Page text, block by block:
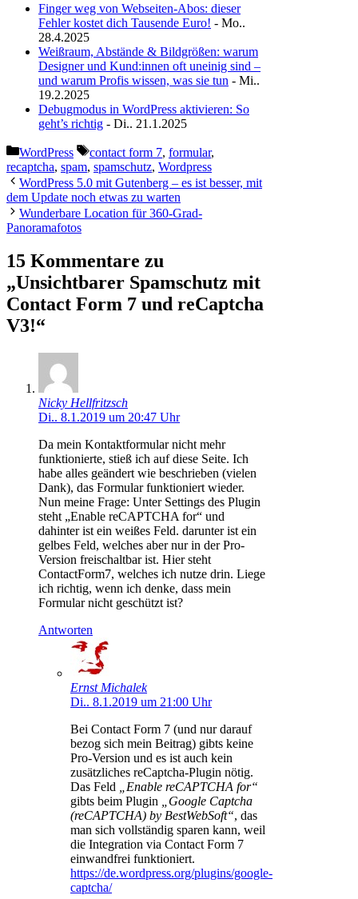
Finger weg von Webseiten-Abos: dieser
Fehler kostet dich Tausende Euro! - Mo..
28.4.2025
Weißraum, Abstände & Bildgrößen: warum
Designer und Kund:innen oft uneinig sind –
und warum Profis wissen, was sie tun - Mi..
19.2.2025
Debugmodus in WordPress aktivieren: So
geht’s richtig - Di.. 21.1.2025
Kategorien
WordPress Schlagwörter
contact form 7, formular,
recaptcha, spam, spamschutz, Wordpress
WordPress 5.0 mit Gutenberg – es ist besser, mit
dem Update noch etwas zu warten
Wunderbare Location für 360-Grad-
Panoramafotos
15 Kommentare zu
„Unsichtbarer Spamschutz mit
Contact Form 7 und reCaptcha
V3!“
Nicky Hellfritzsch
Di.. 8.1.2019 um 20:47 Uhr
Da mein Kontaktformular nicht mehr
funktionierte, stieß ich auf diese Seite. Ich
habe alles geändert wie beschrieben (vielen
Dank), das Formular funktioniert wieder.
Nun meine Frage: Unter Settings des Plugin
steht „Enable reCAPTCHA for“ und
dahinter ist ein weißes Feld. darunter ist ein
gelbes Feld, welches aber nur in der Pro-
Version freischaltbar ist. Hier steht
ContactForm7, welches ich nutze drin. Liege
ich richtig, wenn ich denke, dass mein
Formular nicht geschützt ist?
Antworten
Ernst Michalek
Di.. 8.1.2019 um 21:00 Uhr
Bei Contact Form 7 (und nur darauf
bezog sich mein Beitrag) gibts keine
Pro-Version und es ist auch kein
zusätzliches reCaptcha-Plugin nötig.
Das Feld
„Enable reCAPTCHA for“
gibts beim Plugin
„Google Captcha
(reCAPTCHA) by BestWebSoft“, das
man sich vollständig sparen kann, weil
die Integration via Contact Form 7
einwandfrei funktioniert.
https://de.wordpress.org/plugins/google-
captcha/